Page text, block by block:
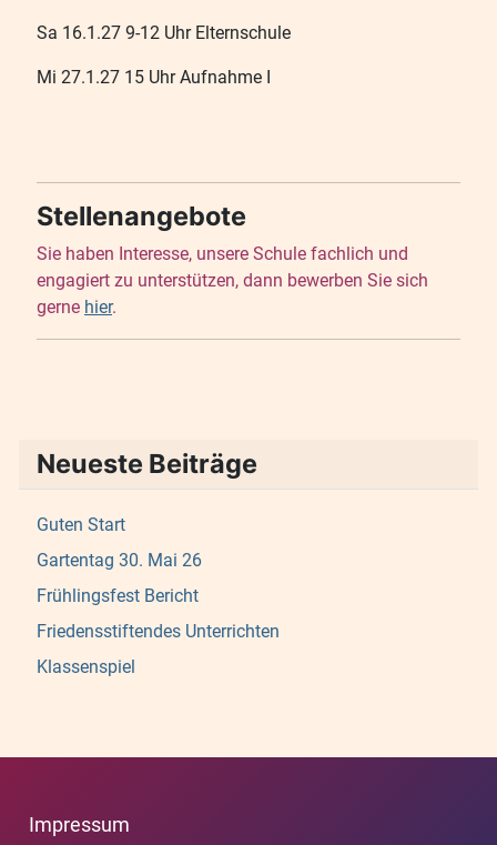
Sa 16.1.27 9-12 Uhr Elternschule
Mi 27.1.27 15 Uhr Aufnahme I
Stellenangebote
Sie haben Interesse, unsere Schule fachlich und
engagiert zu unterstützen, dann bewerben Sie sich
gerne hier.
Neueste Beiträge
Guten Start
Gartentag 30. Mai 26
Frühlingsfest Bericht
Friedensstiftendes Unterrichten
Klassenspiel
Impressum